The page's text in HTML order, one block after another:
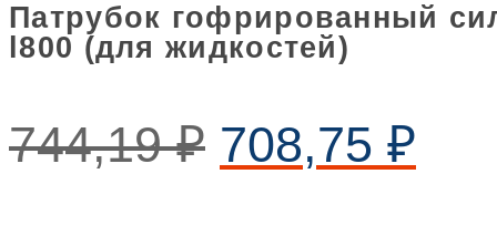
Патрубок гофрированный
l800 (для жидкостей)
744,19₽ 708,75 ₽